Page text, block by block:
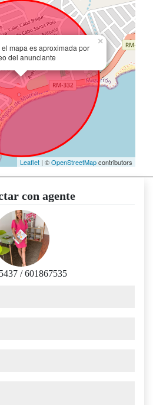
mapa es aproximada por
del anunciante
×
Leaflet | ©OpenStreetMapcontributors
con agente
/601867535